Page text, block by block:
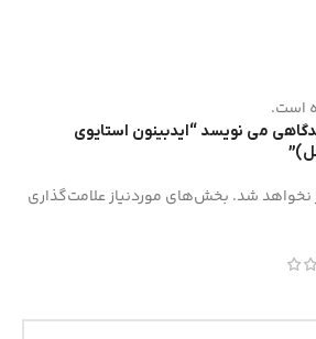
است.
می نویسد “ایدبینون استایوی
نخواهد شد. بخش‌های موردنیاز علامت‌گذاری